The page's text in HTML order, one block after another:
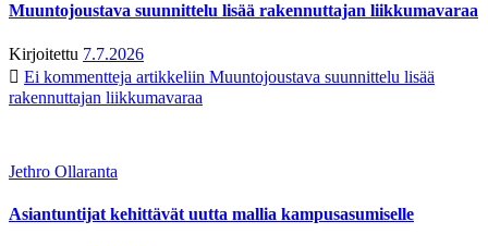
Muuntojoustava suunnittelu lisää rakennuttajan liikkumavaraa
Kirjoitettu 7.7.2026
Ei kommentteja artikkeliin Muuntojoustava suunnittelu lisää
rakennuttajan liikkumavaraa
Jethro Ollaranta
Asiantuntijat kehittävät uutta mallia kampusasumiselle